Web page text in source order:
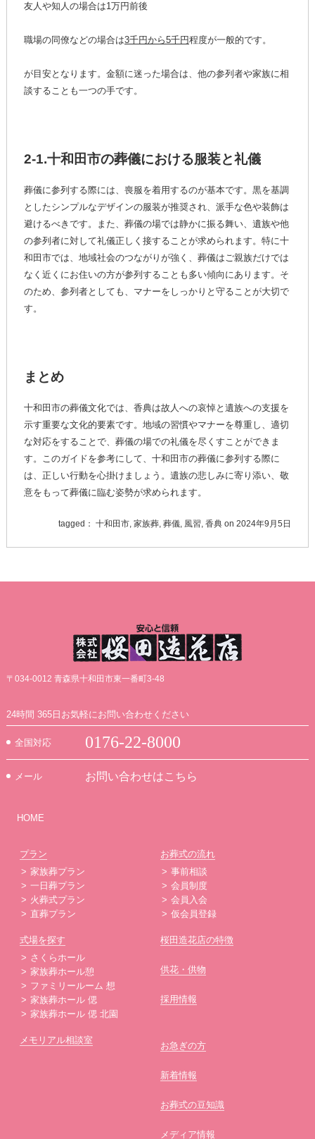
友人や知人の場合は1万円前後
職場の同僚などの場合は3千円から5千円程度が一般的です。
が目安となります。金額に迷った場合は、他の参列者や家族に相
談することも一つの手です。
2-1.十和田市の葬儀における服装と礼儀
葬儀に参列する際には、喪服を着用するのが基本です。黒を基調
としたシンプルなデザインの服装が推奨され、派手な色や装飾は
避けるべきです。また、葬儀の場では静かに振る舞い、遺族や他
の参列者に対して礼儀正しく接することが求められます。特に十
和田市では、地域社会のつながりが強く、葬儀はご親族だけでは
なく近くにお住いの方が参列することも多い傾向にあります。そ
のため、参列者としても、マナーをしっかりと守ることが大切で
す。
まとめ
十和田市の葬儀文化では、香典は故人への哀悼と遺族への支援を
示す重要な文化的要素です。地域の習慣やマナーを尊重し、適切
な対応をすることで、葬儀の場での礼儀を尽くすことができま
す。このガイドを参考にして、十和田市の葬儀に参列する際に
は、正しい行動を心掛けましょう。遺族の悲しみに寄り添い、敬
意をもって葬儀に臨む姿勢が求められます。
tagged：十和田市,家族葬,葬儀, 風習,香典 on2024年9月5日
〒034-0012 青森県十和田市東一番町3-48
24時間 365日お気軽にお問い合わせください
全国対応 0176-22-8000
メール お問い合わせはこちら
HOME
プラン
家族葬プラン
一日葬プラン
火葬式プラン
直葬プラン
式場を探す
さくらホール
家族葬ホール憩
ファミリールーム 想
家族葬ホール 偲
家族葬ホール 偲 北園
メモリアル相談室
お葬式の流れ
事前相談
会員制度
会員入会
仮会員登録
桜田造花店の特徴
供花・供物
採用情報
お急ぎの方
新着情報
お葬式の豆知識
メディア情報